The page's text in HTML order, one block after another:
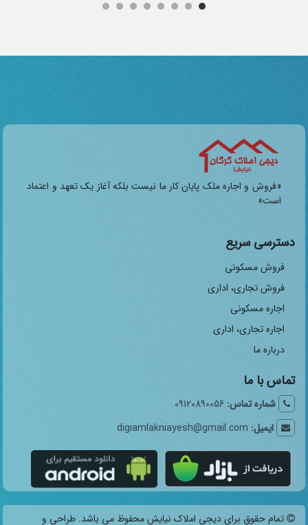
«فروش و اجاره ملک پایان کار ما نیست بلکه آغاز یک تعهد و اعتماد
است»
دسترسی سریع
فروش مسکونی
فروش تجاری، اداری
اجاره مسکونی
اجاره تجاری، اداری
درباره ما
تماس با ما
شماره تماس: 09120890056
ایمیل: digiamlakniayesh@gmail.com
تمام حقوق برای دیجی املاک نیایش محفوظ می باشد. طراحی و